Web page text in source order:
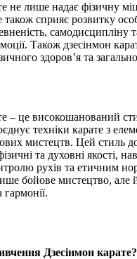
не лише надає фізичну
також сприяє розвитку
самодисципліну
Також дзесінмон
здоров’я та
– це високошанований
техніки карате з
мистецтв. Цей стиль
та духовні якості,
рухів та етичним
бойове мистецтво, але
Дзесінмон карате?